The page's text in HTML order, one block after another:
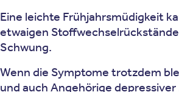
Eine leichte Frühjahrsmüdigkeit
etwaigen
Schwung.
Wenn die Symptome trotzdem
und auch Angehörige